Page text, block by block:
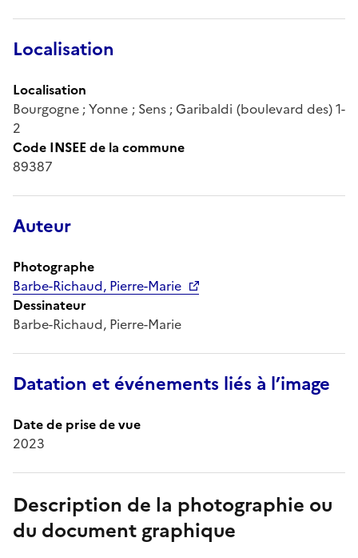
Localisation
Localisation
Bourgogne ; Yonne ; Sens ; Garibaldi (boulevard des) 1-
2
Code INSEE de la commune
89387
Auteur
Photographe
Barbe-Richaud, Pierre-Marie
Dessinateur
Barbe-Richaud, Pierre-Marie
Datation et événements liés à l’image
Date de prise de vue
2023
Description de la photographie ou
du document graphique